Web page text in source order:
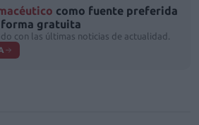
como fuente preferida
forma gratuita
con las últimas noticias de actualidad.